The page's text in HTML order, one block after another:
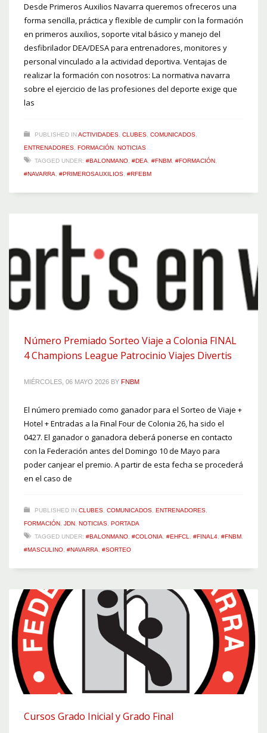
Desde Primeros Auxilios Navarra queremos ofreceros una
forma sencilla, práctica y flexible de cumplir con la formación
en primeros auxilios, soporte vital básico y manejo del
desfibrilador DEA/DESA para entrenadores, monitores y
personal vinculado a la actividad deportiva. Ventajas de
realizar la formación con nosotros: La normativa navarra
sobre el ejercicio de las profesiones del deporte exige que
las
PUBLISHED INACTIVIDADES CLUBES COMUNICADOS
ENTRENADORES FORMACIÓN NOTICIAS
TAGGED UNDER: #BALONMANO #DEA #FNBM #FORMACIÓN
#NAVARRA
#PRIMEROSAUXILIOS #RFEBM
Número Premiado Sorteo Viaje a Colonia FINAL
4 Champions League Patrocinio Viajes Divertis
MIÉRCOLES, 06 MAYO 2026 BY FNBM
El número premiado como ganador para el Sorteo de Viaje +
Hotel + Entradas a la Final Four de Colonia 26, ha sido el
0427. El ganador o ganadora deberá ponerse en contacto
con la Federación antes del Domingo 10 de Mayo para
poder canjear el premio. A partir de esta fecha se procederá
en el caso de
PUBLISHED IN CLUBES COMUNICADOS ENTRENADORES
FORMACIÓN JDN NOTICIAS PORTADA
TAGGED UNDER: #BALONMANO #COLONIA #EHFCL #FINAL4 #FNBM
#MASCULINO #NAVARRA #SORTEO
Cursos Grado Inicial y Grado Final